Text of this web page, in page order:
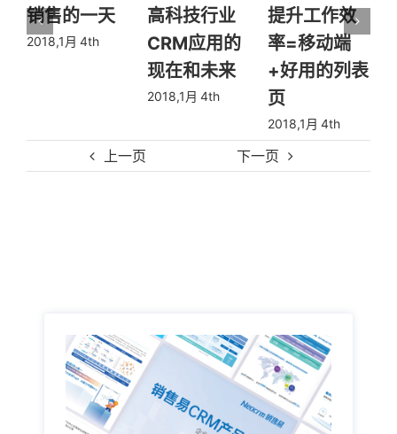
上一页 下一页
销售的一天
2018,1月 4th
高科技行业
CRM应用的
现在和未来
2018,1月 4th
提升工作效
率=移动端
+好用的列表
页
2018,1月 4th